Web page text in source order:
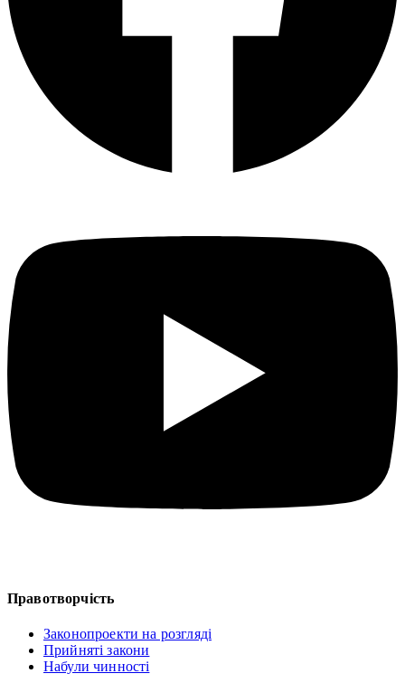
Правотворчість
Законопроекти на розгляді
Прийняті закони
Набули чинності